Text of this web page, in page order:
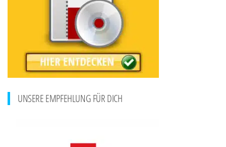
UNSERE EMPFEHLUNG FÜR DICH